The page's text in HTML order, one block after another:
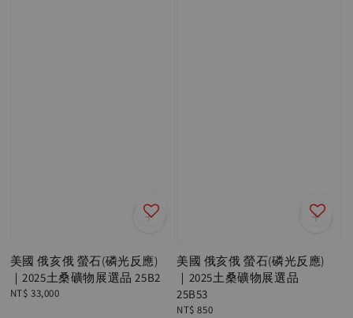
美國 俄亥俄 螢石(磷光反應)
｜2025土桑礦物展選品 25B2
Regular
NT$ 33,000
美國 俄亥俄 螢石(磷光反應)
｜2025土桑礦物展選品
25B53
Regular
NT$ 850